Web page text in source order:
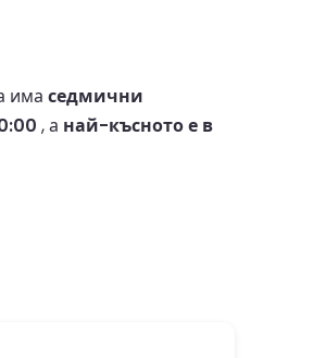
има седмични
, а най-късното е в